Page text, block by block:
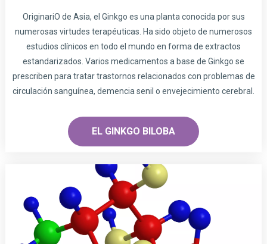
OriginariO de Asia, el Ginkgo es una planta conocida por sus
numerosas virtudes terapéuticas. Ha sido objeto de numerosos
estudios clínicos en todo el mundo en forma de extractos
estandarizados. Varios medicamentos a base de Ginkgo se
prescriben para tratar trastornos relacionados con problemas de
circulación sanguínea, demencia senil o envejecimiento cerebral.
EL GINKGO BILOBA